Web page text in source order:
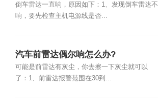
倒车雷达一直响，原因如下：1、发现倒车雷达不
响，要先检查主机电源线是否...
汽车前雷达偶尔响怎么办?
可能是前雷达有灰尘，你去擦一下灰尘就可以
了：1、前雷达报警范围在30到...